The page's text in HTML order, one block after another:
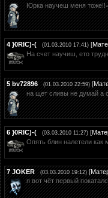
Юрка научеш меня
4 }0RIC)-( (01.03.2010 17:41) [
На счет научиш, ето
5 bv72896 (01.03.2010 22:59)[
на щет сливы не думай а
6 }0RIC)-( (03.03.2010 11:27) [
Опять блин налетели как
7 JOKER (03.03.2010 19:12)[
я вот чёт первый